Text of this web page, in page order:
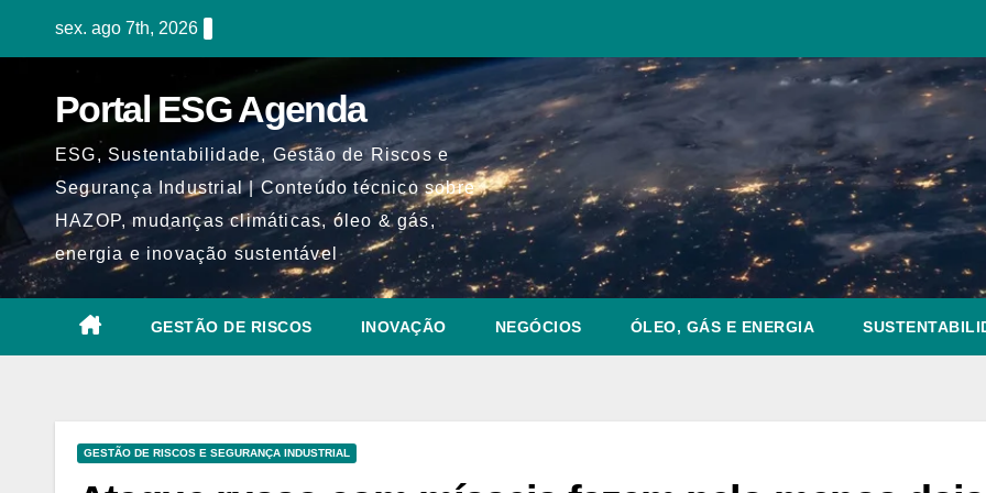
sex. ago 7th, 2026
Portal ESG Agenda
ESG, Sustentabilidade, Gestão de Riscos e
Segurança Industrial | Conteúdo técnico sobre
HAZOP, mudanças climáticas, óleo & gás,
energia e inovação sustentável
GESTÃO DE RISCOS INOVAÇÃO NEGÓCIOS ÓLEO, GÁS E ENERGIA
GESTÃO DE RISCOS E SEGURANÇA INDUSTRIAL